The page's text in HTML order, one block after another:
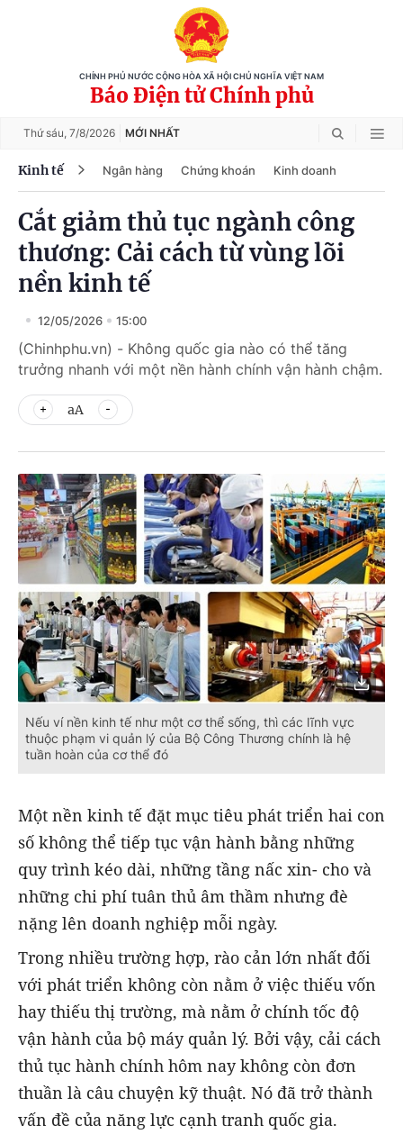
CHÍNH PHỦ NƯỚC CỘNG HÒA XÃ HỘI CHỦ NGHĨA VIỆT NAM
Báo Điện tử Chính phủ
Thứ sáu, 7/8/2026 MỚI NHẤT
Kinh tế Ngân hàng Chứng khoán Kinh doanh
Cắt giảm thủ tục ngành công
thương: Cải cách từ vùng lõi
nền kinh tế
12/05/2026 15:00
(Chinhphu.vn) - Không quốc gia nào có thể tăng
trưởng nhanh với một nền hành chính vận hành chậm.
aA
Nếu ví nền kinh tế như một cơ thể sống, thì các lĩnh vực
thuộc phạm vi quản lý của Bộ Công Thương chính là hệ
tuần hoàn của cơ thể đó
Một nền kinh tế đặt mục tiêu phát triển hai con
số không thể tiếp tục vận hành bằng những
quy trình kéo dài, những tầng nấc xin- cho và
những chi phí tuân thủ âm thầm nhưng đè
nặng lên doanh nghiệp mỗi ngày.
Trong nhiều trường hợp, rào cản lớn nhất đối
với phát triển không còn nằm ở việc thiếu vốn
hay thiếu thị trường, mà nằm ở chính tốc độ
vận hành của bộ máy quản lý. Bởi vậy, cải cách
thủ tục hành chính hôm nay không còn đơn
thuần là câu chuyện kỹ thuật. Nó đã trở thành
vấn đề của năng lực cạnh tranh quốc gia.